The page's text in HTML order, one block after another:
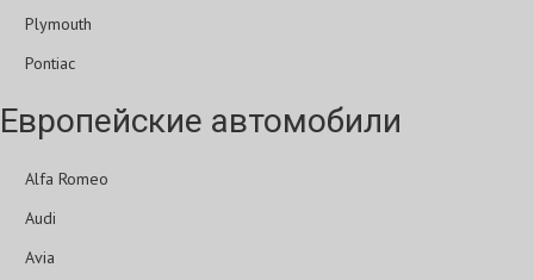
Plymouth
Pontiac
Европейские автомобили
Alfa Romeo
Audi
Avia